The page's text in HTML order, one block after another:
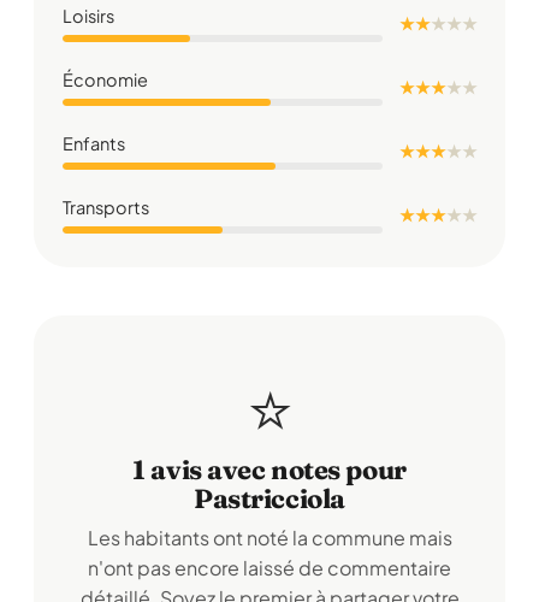
Loisirs ★ ★★★★
Économie ★ ★ ★★★
Enfants ★ ★ ★★★
Transports ★ ★ ★★★
⭐
1 avis avec notes pour
Pastricciola
Les habitants ont noté la commune mais
n'ont pas encore laissé de commentaire